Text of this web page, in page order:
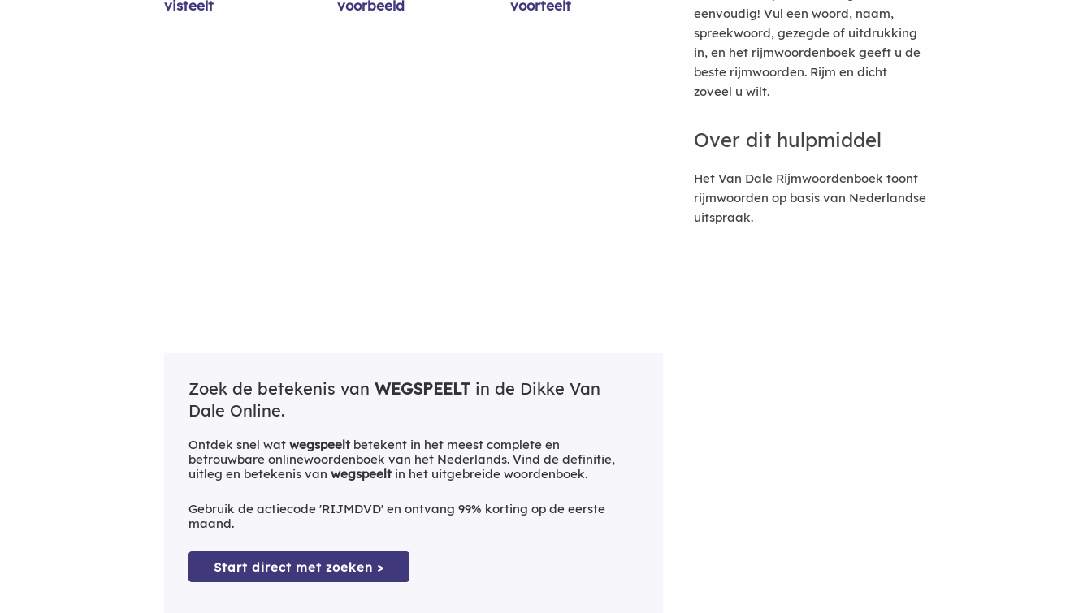
visteelt
voorbeeld voorteelt
Zoek de betekenis van WEGSPEELT in de Dikke Van
Dale Online.
Ontdek snel wat wegspeelt betekent in het meest complete en
betrouwbare onlinewoordenboek van het Nederlands. Vind de definitie,
uitleg en betekenis van wegspeelt in het uitgebreide woordenboek.
Gebruik de actiecode 'RIJMDVD' en ontvang 99% korting op de eerste
maand.
Start direct met zoeken >
eenvoudig! Vul een woord, naam,
spreekwoord, gezegde of uitdrukking
in, en het rijmwoordenboek geeft u de
beste rijmwoorden. Rijm en dicht
zoveel u wilt.
Over dit hulpmiddel
Het Van Dale Rijmwoordenboek toont
rijmwoorden op basis van Nederlandse
uitspraak.